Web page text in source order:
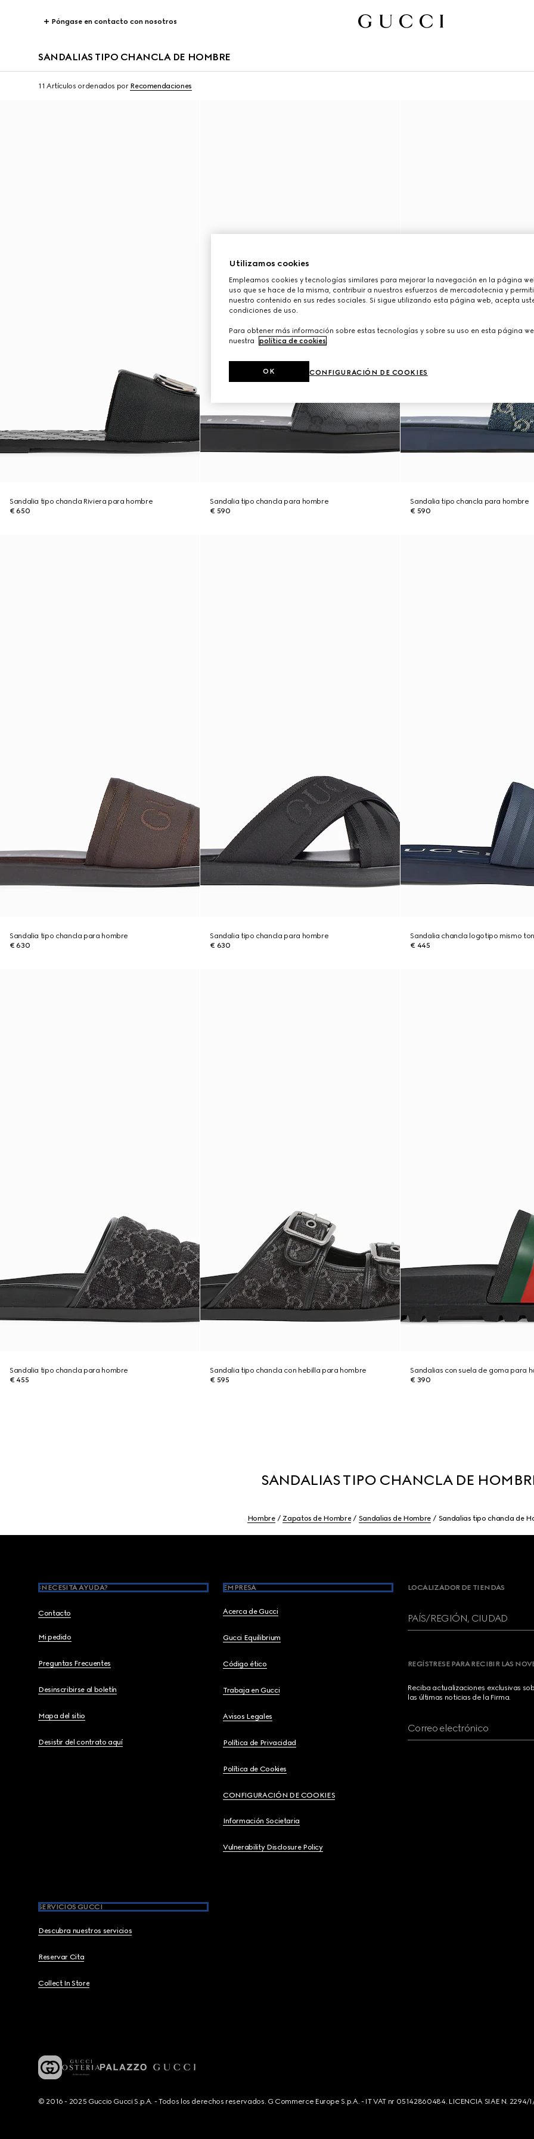
Póngase en contacto con nosotros
SANDALIAS TIPO CHANCLA DE HOMBRE
11 Artículos ordenados por Recomendaciones
Sandalia tipo chancla Riviera para hombre
€ 650
Sandalia tipo chancla para hombre
€ 590
Sandalia tipo chancla para hombre
€ 590
Sandalia tipo chancla para hombre
€ 630
Sandalia tipo chancla para hombre
€ 630
Sandalia chancla logotipo mismo
€ 445
Sandalia tipo chancla para hombre
€ 455
Sandalia tipo chancla con hebilla para hombre
€ 595
Sandalias con suela de goma para
€ 390
SANDALIAS TIPO CHANCLA DE
Hombre Zapatos de Hombre Sandalias de Hombre Sandalias tipo chancla de
¿NECESITA AYUDA?
Contacto
Mi pedido
Preguntas Frecuentes
Desinscribirse al boletín
Mapa del sitio
Desistir del contrato aquí
EMPRESA
Acerca de Gucci
Gucci Equilibrium
Código ético
Trabaja en Gucci
Avisos Legales
Política de Privacidad
Política de Cookies
CONFIGURACIÓN DE COOKIES
Información Societaria
Vulnerability Disclosure Policy
SERVICIOS GUCCI
Descubra nuestros servicios
Reservar Cita
Collect In Store
LOCALIZADOR DE TIENDAS
PAÍS/REGIÓN, CIUDAD
REGÍSTRESE PARA RECIBIR LAS
Reciba actualizaciones exclusivas
las últimas noticias de la Firma.
Correo electrónico
© 2016 - 2025 Guccio Gucci S.p.A. - Todos los derechos reservados. G Commerce Europe S.p.A. - IT VAT nr 05142860484. LICENCIA SIAE N.
Utilizamos cookies
Empleamos cookies y tecnologías similares para mejorar la navegación en la página
uso que se hace de la misma, contribuir a nuestros esfuerzos de mercadotecnia y
nuestro contenido en sus redes sociales. Si sigue utilizando esta página web, acepta
condiciones de uso.
Para obtener más información sobre estas tecnologías y sobre su uso en esta página
nuestra
política de cookies.
CONFIGURACIÓN DE COOKIES
OK